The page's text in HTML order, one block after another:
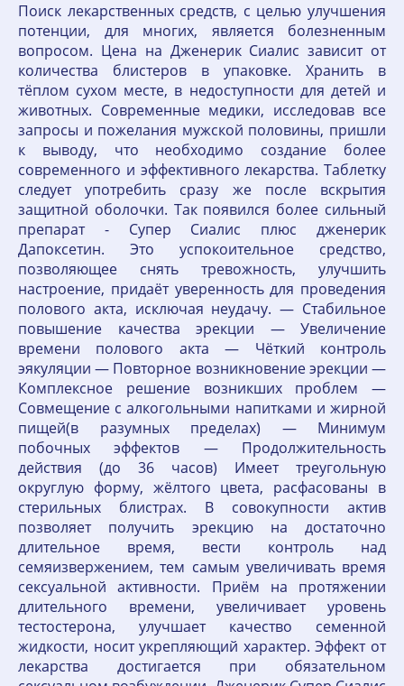
Поиск лекарственных средств, с целью улучшения
потенции, для многих, является болезненным
вопросом. Цена на Дженерик Cиалис зависит от
количества блистеров в упаковке. Хранить в
тёплом сухом месте, в недоступности для детей и
животных. Современные медики, исследовав все
запросы и пожелания мужской половины, пришли
к выводу, что необходимо создание более
современного и эффективного лекарства. Таблетку
следует употребить сразу же после вскрытия
защитной оболочки. Так появился более сильный
препарат - Супер Cиалис плюс дженерик
Дапоксетин. Это успокоительное средство,
позволяющее снять тревожность, улучшить
настроение, придаёт уверенность для проведения
полового акта, исключая неудачу. — Стабильное
повышение качества эрекции — Увеличение
времени полового акта — Чёткий контроль
эякуляции — Повторное возникновение эрекции —
Комплексное решение возникших проблем —
Совмещение с алкогольными напитками и жирной
пищей(в разумных пределах) — Минимум
побочных эффектов — Продолжительность
действия (до 36 часов) Имеет треугольную
округлую форму, жёлтого цвета, расфасованы в
стерильных блистрах. В совокупности актив
позволяет получить эрекцию на достаточно
длительное время, вести контроль над
семяизвержением, тем самым увеличивать время
сексуальной активности. Приём на протяжении
длительного времени, увеличивает уровень
тестостерона, улучшает качество семенной
жидкости, носит укрепляющий характер. Эффект от
лекарства достигается при обязательном